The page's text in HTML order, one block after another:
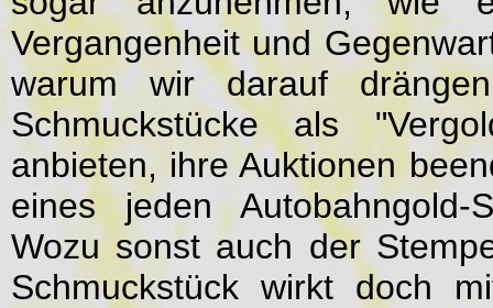
Vergangenheit und
warum wir darauf
Schmuckstücke als
anbieten, ihre Auktionen
eines jeden
Wozu sonst auch der
Schmuckstück wirkt doch